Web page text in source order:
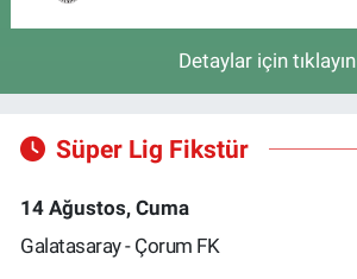
Detaylar için tıklayın
Süper Lig Fikstür
14 Ağustos, Cuma
Galatasaray - Çorum FK